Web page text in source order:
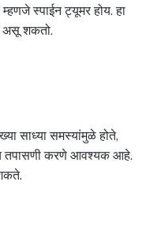
म्हणजे स्पाईन ट्यूमर होय. हा
असू शकतो.
साध्या समस्यांमुळे होते,
तपासणी करणे आवश्यक आहे.